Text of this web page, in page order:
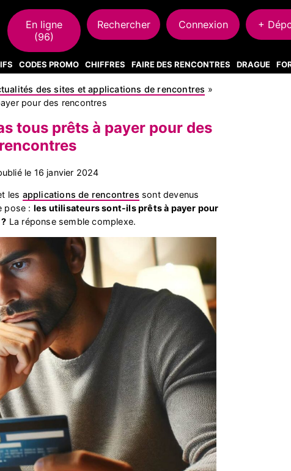
En ligne
(96)
Rechercher Connexion +
CODES PROMO CHIFFRES FAIRE DES RENCONTRES DRAGUE
des sites et applications de rencontres »
pour des rencontres
tous prêts à payer pour des
rencontres
le 16 janvier 2024
les applications de rencontres sont devenus
pose : les utilisateurs sont-ils prêts à payer pour
La réponse semble complexe.